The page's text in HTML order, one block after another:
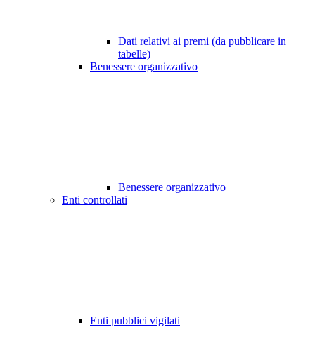
Dati relativi ai premi (da pubblicare in
tabelle)
Benessere organizzativo
Benessere organizzativo
Enti controllati
Enti pubblici vigilati